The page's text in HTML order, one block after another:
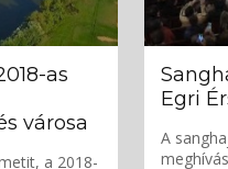
as
városa
a 2018-
Egri
A